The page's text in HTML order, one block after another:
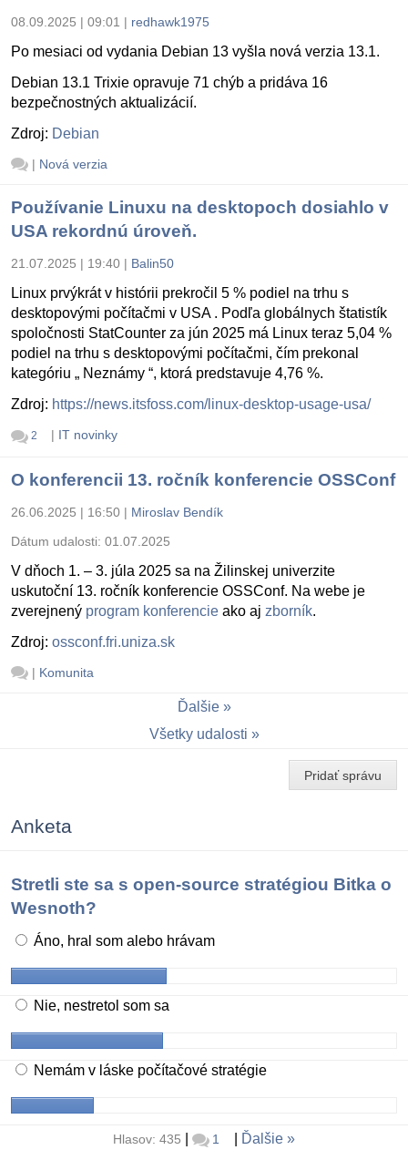
08.09.2025 | 09:01 | redhawk1975
Po mesiaci od vydania Debian 13 vyšla nová verzia 13.1.
Debian 13.1 Trixie opravuje 71 chýb a pridáva 16
bezpečnostných aktualizácií.
Zdroj: Debian
| Nová verzia
Používanie Linuxu na desktopoch dosiahlo v
USA rekordnú úroveň.
21.07.2025 | 19:40 | Balin50
Linux prvýkrát v histórii prekročil 5 % podiel na trhu s
desktopovými počítačmi v USA . Podľa globálnych štatistík
spoločnosti StatCounter za jún 2025 má Linux teraz 5,04 %
podiel na trhu s desktopovými počítačmi, čím prekonal
kategóriu „ Neznámy “, ktorá predstavuje 4,76 %.
Zdroj: https://news.itsfoss.com/linux-desktop-usage-usa/
2 | IT novinky
O konferencii 13. ročník konferencie OSSConf
26.06.2025 | 16:50 | Miroslav Bendík
Dátum udalosti: 01.07.2025
V dňoch 1. – 3. júla 2025 sa na Žilinskej univerzite
uskutoční 13. ročník konferencie OSSConf. Na webe je
zverejnený program konferencie ako aj zborník.
Zdroj: ossconf.fri.uniza.sk
| Komunita
Ďalšie
Všetky udalosti
Pridať správu
Anketa
Stretli ste sa s open-source stratégiou Bitka o
Wesnoth?
Áno, hral som alebo hrávam
Nie, nestretol som sa
Nemám v láske počítačové stratégie
Hlasov: 435 1 Ďalšie